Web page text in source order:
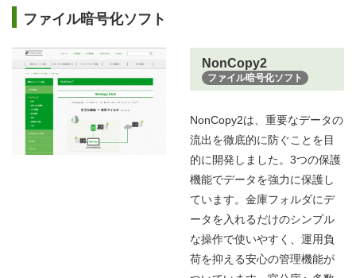
ファイル暗号化ソフト
NonCopy2
ファイル暗号化ソフト
NonCopy2は、重要なデータの
流出を徹底的に防ぐことを目
的に開発しました。3つの保護
機能でデータを強力に保護し
ています。金庫フォルダにデ
ータを入れるだけのシンプル
な操作で使いやすく、運用負
荷を抑える安心の管理機能が